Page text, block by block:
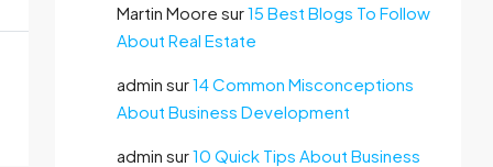
Martin Moore sur15 Best Blogs To Follow
About Real Estate
admin sur14 Common Misconceptions
About Business Development
admin sur10 Quick Tips About Business